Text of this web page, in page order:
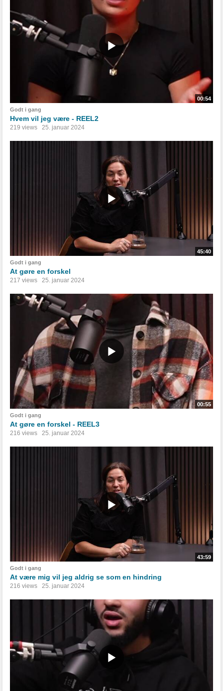
00:54
Godt i gang
Hvem vil jeg være - REEL2
219 views 25. januar 2024
45:40
Godt i gang
At gøre en forskel
217 views 25. januar 2024
00:55
Godt i gang
At gøre en forskel - REEL3
216 views 25. januar 2024
43:59
Godt i gang
At være mig vil jeg aldrig se som en hindring
216 views 25. januar 2024